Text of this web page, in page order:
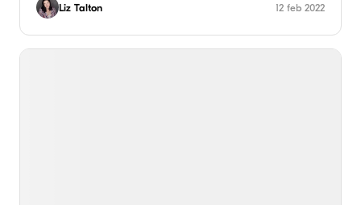
Liz Talton 12 feb 2022